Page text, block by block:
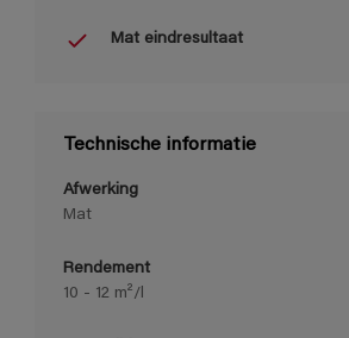
Mat eindresultaat
Technische informatie
Afwerking
Mat
Rendement
10 - 12 m²/l